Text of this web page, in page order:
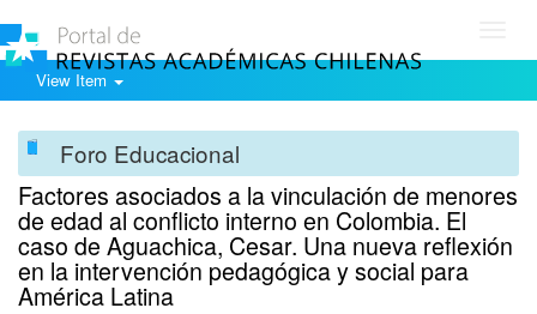
View Item
Foro Educacional
Factores asociados a la vinculación de menores
de edad al conflicto interno en Colombia. El
caso de Aguachica, Cesar. Una nueva reflexión
en la intervención pedagógica y social para
América Latina